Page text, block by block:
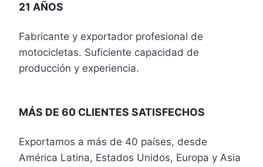
21 AÑOS
Fabricante y exportador profesional de
motocicletas. Suficiente capacidad de
producción y experiencia.
MÁS DE 60 CLIENTES SATISFECHOS
Exportamos a más de 40 países, desde
América Latina, Estados Unidos, Europa y Asia